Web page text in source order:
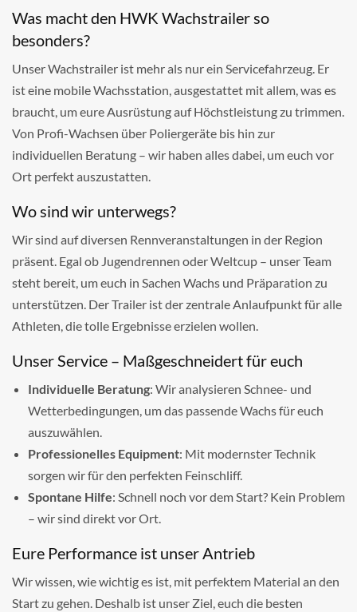
Was macht den HWK Wachstrailer so
besonders?
Unser Wachstrailer ist mehr als nur ein Servicefahrzeug. Er
ist eine mobile Wachsstation, ausgestattet mit allem, was es
braucht, um eure Ausrüstung auf Höchstleistung zu trimmen.
Von Profi-Wachsen über Poliergeräte bis hin zur
individuellen Beratung – wir haben alles dabei, um euch vor
Ort perfekt auszustatten.
Wo sind wir unterwegs?
Wir sind auf diversen Rennveranstaltungen in der Region
präsent. Egal ob Jugendrennen oder Weltcup – unser Team
steht bereit, um euch in Sachen Wachs und Präparation zu
unterstützen. Der Trailer ist der zentrale Anlaufpunkt für alle
Athleten, die tolle Ergebnisse erzielen wollen.
Unser Service – Maßgeschneidert für euch
Individuelle Beratung: Wir analysieren Schnee- und
Wetterbedingungen, um das passende Wachs für euch
auszuwählen.
Professionelles Equipment: Mit modernster Technik
sorgen wir für den perfekten Feinschliff.
Spontane Hilfe: Schnell noch vor dem Start? Kein Problem
– wir sind direkt vor Ort.
Eure Performance ist unser Antrieb
Wir wissen, wie wichtig es ist, mit perfektem Material an den
Start zu gehen. Deshalb ist unser Ziel, euch die besten